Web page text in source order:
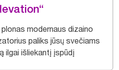
modernaus dizaino
paliks jūsų svečiams
ilgai išliekantį įspūdį